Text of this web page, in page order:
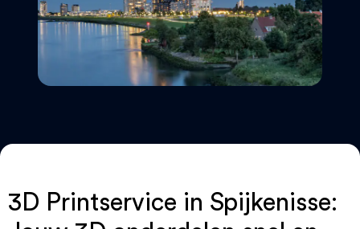
3D Printservice in Spijkenisse: